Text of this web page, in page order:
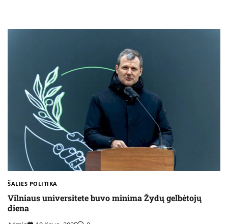
ŠALIES POLITIKA
Vilniaus universitete buvo minima Žydų gelbėtojų
diena